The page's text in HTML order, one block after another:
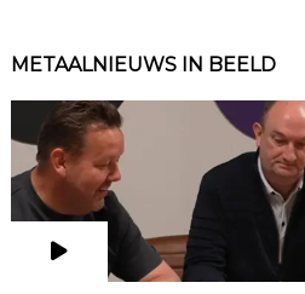
METAALNIEUWS IN BEELD